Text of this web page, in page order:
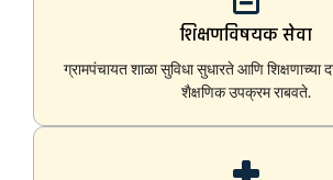
शिक्षणविषयक सेवा
ग्रामपंचायत शाळा सुविधा सुधारते आणि शिक्षणाच्या
शैक्षणिक उपक्रम राबवते.